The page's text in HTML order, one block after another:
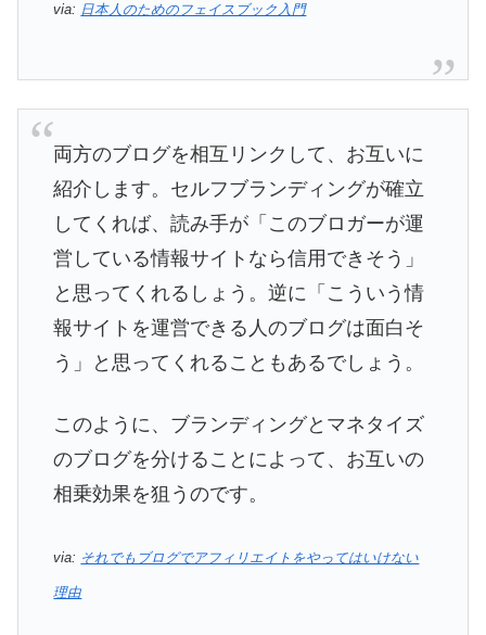
via: 日本人のためのフェイスブック入門
両方のブログを相互リンクして、お互いに
紹介します。セルフブランディングが確立
してくれば、読み手が「このブロガーが運
営している情報サイトなら信用できそう」
と思ってくれるしょう。逆に「こういう情
報サイトを運営できる人のブログは面白そ
う」と思ってくれることもあるでしょう。
このように、ブランディングとマネタイズ
のブログを分けることによって、お互いの
相乗効果を狙うのです。
via: それでもブログでアフィリエイトをやってはいけない
理由